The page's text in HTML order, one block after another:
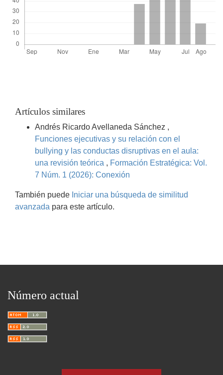
Artículos similares
Andrés Ricardo Avellaneda Sánchez ,
Funciones ejecutivas y su relación con el
bullying y las conductas disruptivas en el aula:
una revisión teórica , Formación Estratégica: Vol.
7 Núm. 1 (2026): Conexión
También puede Iniciar una búsqueda de similitud
avanzada para este artículo.
Número actual